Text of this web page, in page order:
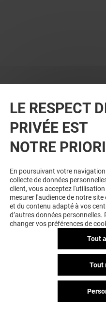
LE RESPECT
PRIVÉE EST
NOTRE
En poursuivant votre
collecte de données
client, vous acceptez
mesurer l'audience de notre
et du contenu adapté à vos
d’autres données
changer vos préférences de
Tout
Tout